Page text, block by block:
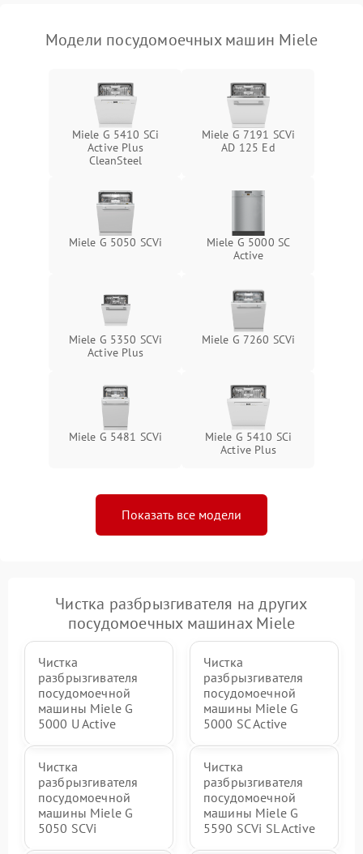
Модели посудомоечных машин Miele
Miele G 5410 SCi
Active Plus
CleanSteel
Miele G 7191 SCVi
AD 125 Ed
Miele G 5050 SCVi
Miele G 5000 SC
Active
Miele G 5350 SCVi
Active Plus
Miele G 7260 SCVi
Miele G 5481 SCVi
Miele G 5410 SCi
Active Plus
Показать все модели
Чистка разбрызгивателя на других
посудомоечных машинах Miele
Чистка
разбрызгивателя
посудомоечной
машины Miele G
5000 U Active
Чистка
разбрызгивателя
посудомоечной
машины Miele G
5000 SC Active
Чистка
разбрызгивателя
посудомоечной
машины Miele G
5050 SCVi
Чистка
разбрызгивателя
посудомоечной
машины Miele G
5590 SCVi SL Active